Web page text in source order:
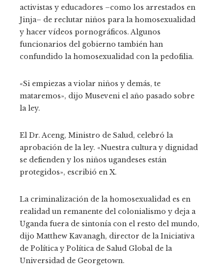
activistas y educadores –como los arrestados en
Jinja– de reclutar niños para la homosexualidad
y hacer vídeos pornográficos. Algunos
funcionarios del gobierno también han
confundido la homosexualidad con la pedofilia.
«Si empiezas a violar niños y demás, te
mataremos», dijo Museveni el año pasado sobre
la ley.
El Dr. Aceng, Ministro de Salud, celebró la
aprobación de la ley. «Nuestra cultura y dignidad
se defienden y los niños ugandeses están
protegidos», escribió en X.
La criminalización de la homosexualidad es en
realidad un remanente del colonialismo y deja a
Uganda fuera de sintonía con el resto del mundo,
dijo Matthew Kavanagh, director de la Iniciativa
de Política y Política de Salud Global de la
Universidad de Georgetown.